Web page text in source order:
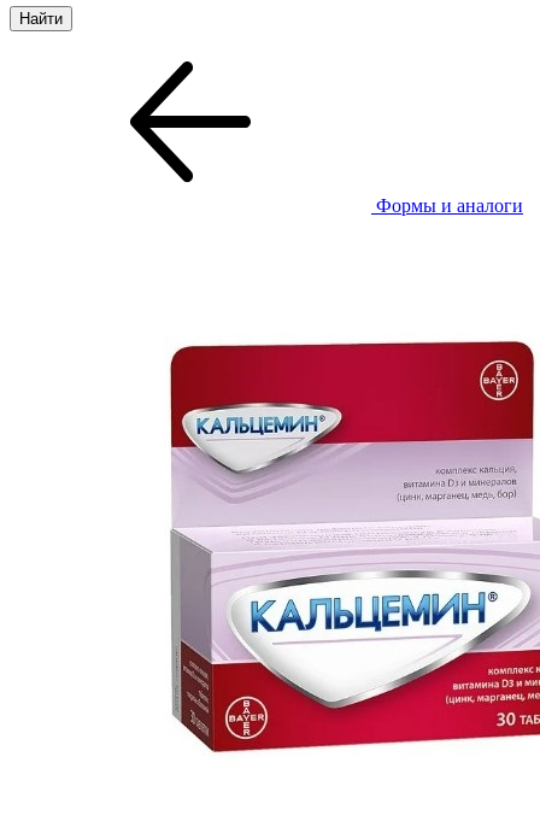
Формы и аналоги